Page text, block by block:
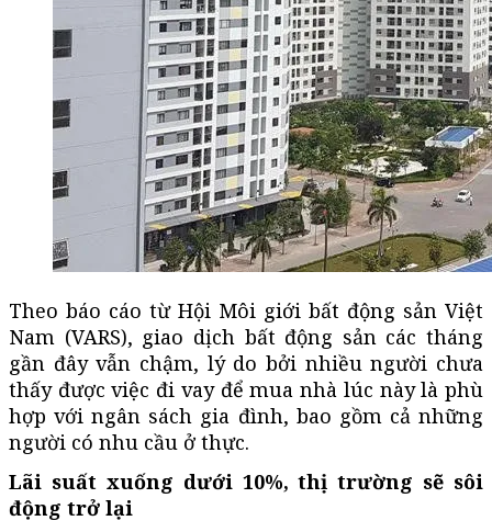
Theo báo cáo từ Hội Môi giới bất động sản Việt
Nam (VARS), giao dịch bất động sản các tháng
gần đây vẫn chậm, lý do bởi nhiều người chưa
thấy được việc đi vay để mua nhà lúc này là phù
hợp với ngân sách gia đình, bao gồm cả những
người có nhu cầu ở thực.
Lãi suất xuống dưới 10%, thị trường sẽ sôi
động trở lại